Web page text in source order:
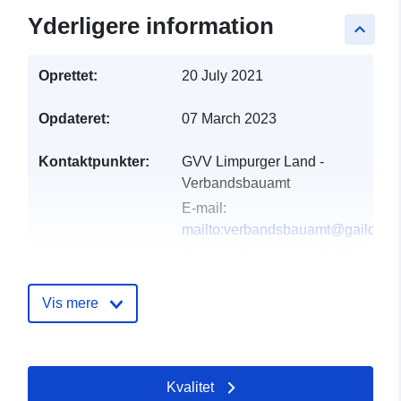
keyboard_arrow_up
Yderligere information
Oprettet: 20 July 2021
Opdateret: 07 March 2023
Kontaktpunkter:
GVV Limpurger Land -
Verbandsbauamt
E-mail:
Fortegnelse over
Tilføjet til data.europa.eu: 23
February 2026
Vis mere
Kvalitet